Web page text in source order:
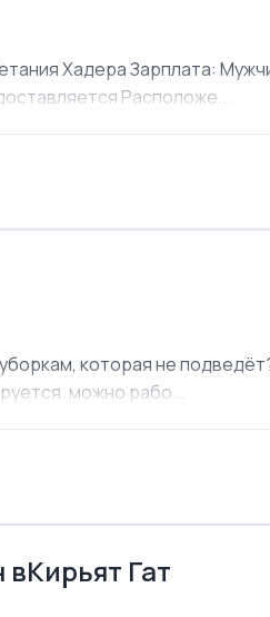
Хадера Зарплата:
Расположе...
которая не
можно рабо...
Гат